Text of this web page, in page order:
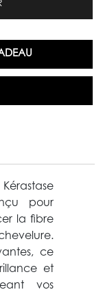
pour
la fibre
ce
et
vos